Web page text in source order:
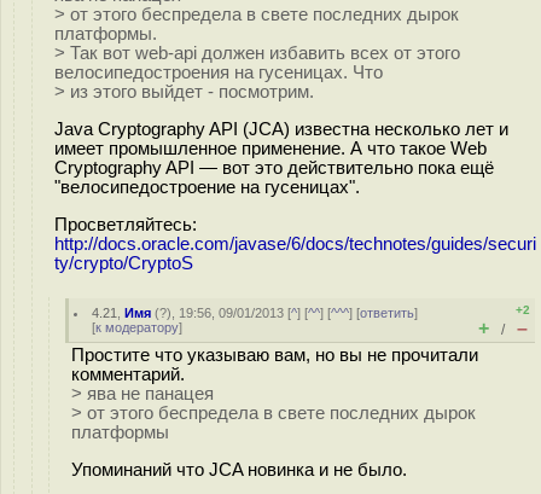
> от этого беспредела в свете последних дырок
платформы.
> Так вот web-api должен избавить всех от этого
велосипедостроения на гусеницах. Что
> из этого выйдет - посмотрим.
Java Cryptography API (JCA) известна несколько лет и
имеет промышленное применение. А что такое Web
Cryptography API — вот это действительно пока ещё
"велосипедостроение на гусеницах".
Просветляйтесь:
http://docs.oracle.com/javase/6/docs/technotes/guides/securi
ty/crypto/CryptoS
4.21 ,Имя (?), 19:56, 09/01/2013 [^] [^^] [^^^] [ответить]
[к модератору]
+2
+ / –
Простите что указываю вам, но вы не прочитали
комментарий.
> ява не панацея
> от этого беспредела в свете последних дырок
платформы
Упоминаний что JCA новинка и не было.